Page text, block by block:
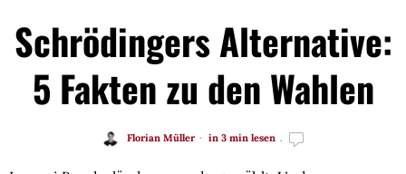
Schrödingers Alternative:
5 Fakten zu den Wahlen
Florian Müller in 3 min lesen